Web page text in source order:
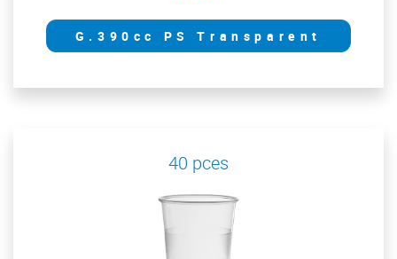
G.390cc PS Transparent
40 pces